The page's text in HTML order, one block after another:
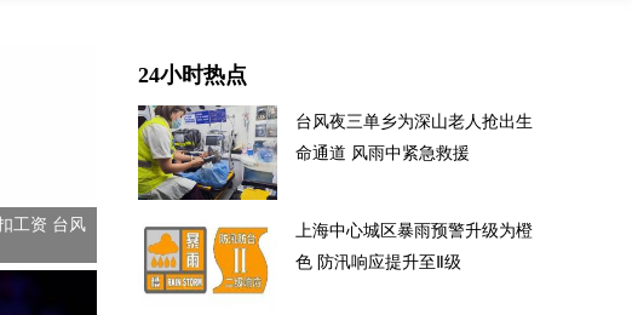
工资 台风
24小时热点
台风夜三单乡为深山老人抢出生
命通道 风雨中紧急救援
上海中心城区暴雨预警升级为橙
色 防汛响应提升至Ⅱ级